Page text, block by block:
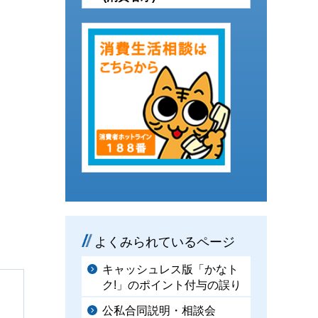
よくみられているページ
キャッシュレス版「かなト
ク!」のポイント付与の誤り
公私合同説明・相談会